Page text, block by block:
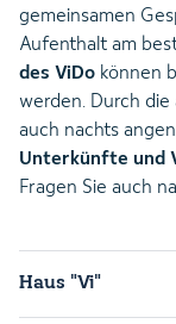
gemeinsamen
Aufenthalt am
des ViDo können
werden. Durch
auch nachts
Unterkünfte und
Fragen Sie auch
Haus "Vi"